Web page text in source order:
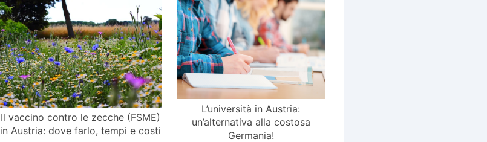
Il vaccino contro le zecche (FSME)
in Austria: dove farlo, tempi e costi
L’università in Austria:
un’alternativa alla costosa
Germania!